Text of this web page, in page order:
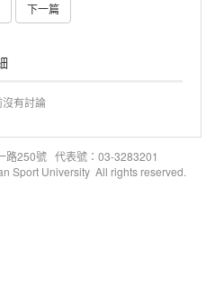
下一篇
沒有討論
路250號 代表號：03-3283201
Sport University All rights reserved.